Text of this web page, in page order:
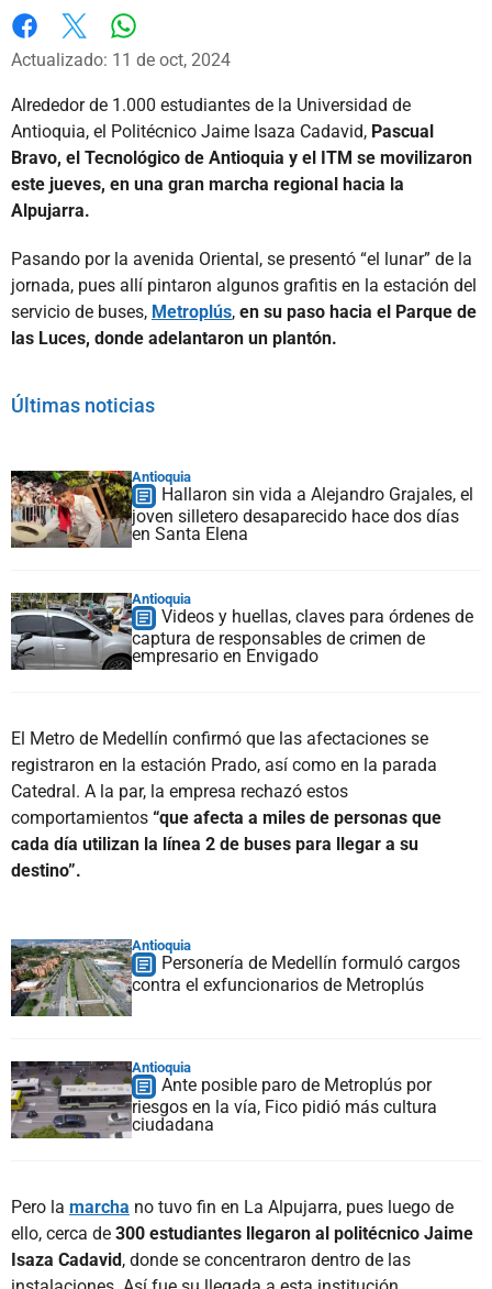
Facebook
X
Actualizado: 11 de oct, 2024
Alrededor de 1.000 estudiantes de la Universidad de
Antioquia, el Politécnico Jaime Isaza Cadavid, Pascual
Bravo, el Tecnológico de Antioquia y el ITM se movilizaron
este jueves, en una gran marcha regional hacia la
Alpujarra.
Pasando por la avenida Oriental, se presentó “el lunar” de la
jornada, pues allí pintaron algunos grafitis en la estación del
servicio de buses, Metroplús, en su paso hacia el Parque de
las Luces, donde adelantaron un plantón.
Últimas noticias
Antioquia
Hallaron sin vida a Alejandro Grajales, el
joven silletero desaparecido hace dos días
en Santa Elena
Antioquia
Videos y huellas, claves para órdenes de
captura de responsables de crimen de
empresario en Envigado
El Metro de Medellín confirmó que las afectaciones se
registraron en la estación Prado, así como en la parada
Catedral. A la par, la empresa rechazó estos
comportamientos “que afecta a miles de personas que
cada día utilizan la línea 2 de buses para llegar a su
destino”.
Antioquia
Personería de Medellín formuló cargos
contra el exfuncionarios de Metroplús
Antioquia
Ante posible paro de Metroplús por
riesgos en la vía, Fico pidió más cultura
ciudadana
Pero la marcha no tuvo fin en La Alpujarra, pues luego de
ello, cerca de 300 estudiantes llegaron al politécnico Jaime
Isaza Cadavid, donde se concentraron dentro de las